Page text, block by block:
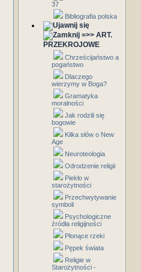
37
Bibliografia polska
=>> ART.
PRZEKROJOWE
Chrześcijaństwo a
pogaństwo
Dlaczego
wierzymy w Boga?
Gramatyka
moralności
Jak rodzili się
bogowie
Kilka słów o New
Age
Neuroteologia
Odrodzenie religii
Piekło w
starożytności
Przechwytywanie
symboli
Psychologiczne
źródła religijności
Płonące rzeki
Pępek świata
Religie w
Starożytności -